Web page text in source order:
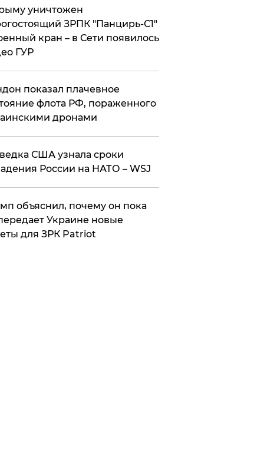
уничтожен
ЗРПК "Панцирь-С1"
кран – в Сети появилось
ГУР
показал плачевное
флота РФ, пораженного
дронами
США узнала сроки
России на НАТО – WSJ
объяснил, почему он пока
Украине новые
для ЗРК Patriot